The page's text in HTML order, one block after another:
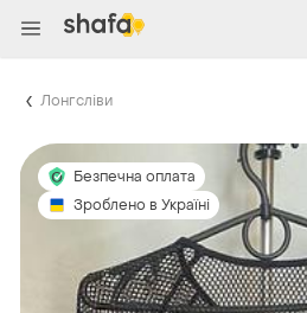
Лонгсліви
Безпечна оплата
Зроблено в Україні